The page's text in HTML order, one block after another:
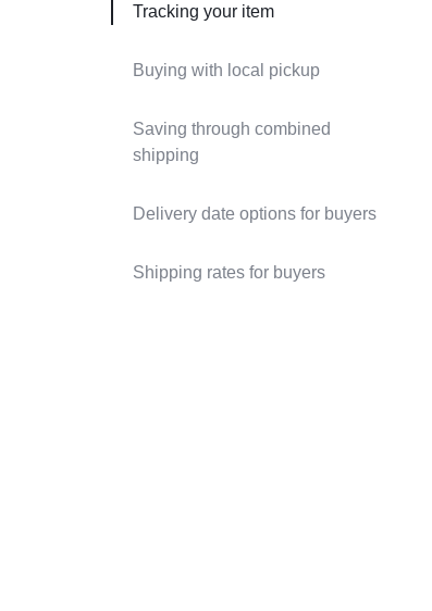
Tracking your item
Buying with local pickup
Saving through combined
shipping
Delivery date options for buyers
Shipping rates for buyers